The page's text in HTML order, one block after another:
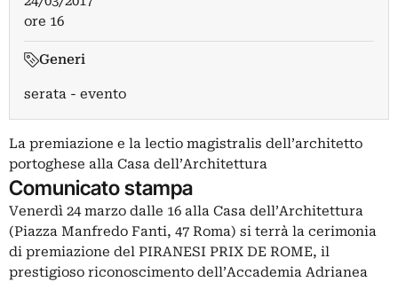
ore 16
Generi
serata - evento
La premiazione e la lectio magistralis dell’architetto
portoghese alla Casa dell’Architettura
Comunicato stampa
Venerdì 24 marzo dalle 16 alla Casa dell’Architettura
(Piazza Manfredo Fanti, 47 Roma) si terrà la cerimonia
di premiazione del PIRANESI PRIX DE ROME, il
prestigioso riconoscimento dell’Accademia Adrianea